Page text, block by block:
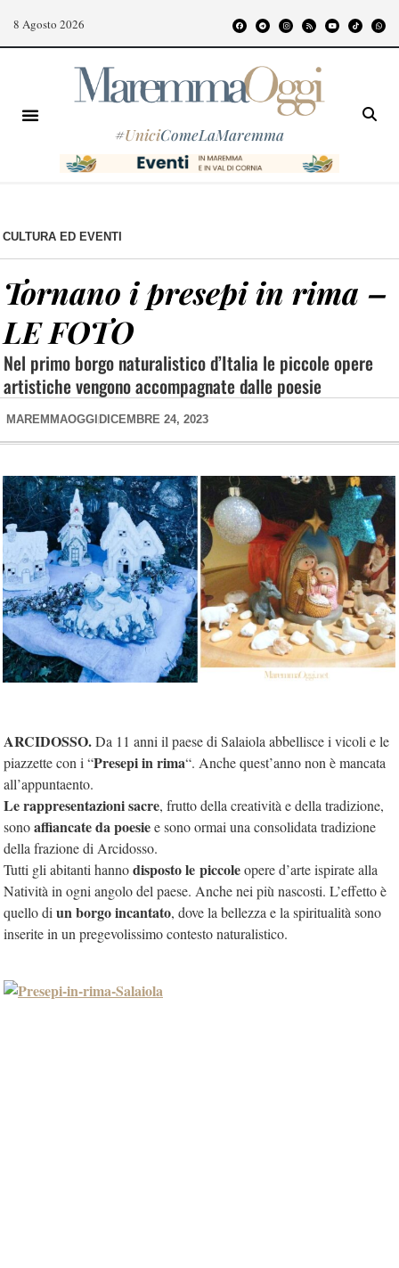
8 Agosto 2026
#UniciComeLaMaremma
CULTURA ED EVENTI
Tornano i presepi in rima –
LE FOTO
Nel primo borgo naturalistico d’Italia le piccole opere
artistiche vengono accompagnate dalle poesie
MAREMMAOGGI DICEMBRE 24, 2023
ARCIDOSSO.Da 11 anni il paese di Salaiola abbellisce i vicoli e le
piazzette con i “Presepi in rima“. Anche quest’anno non è mancata
all’appuntaento.
Le rappresentazioni sacre, frutto della creatività e della tradizione,
sonoaffiancate da poesiee sono ormai una consolidata tradizione
della frazione di Arcidosso.
Tutti gli abitanti hannodisposto le piccoleopere d’arte ispirate alla
Natività in ogni angolo del paese. Anche nei più nascosti. L’effetto è
quello di un borgo incantato, dove la bellezza e la spiritualità sono
inserite in un pregevolissimo contesto naturalistico.